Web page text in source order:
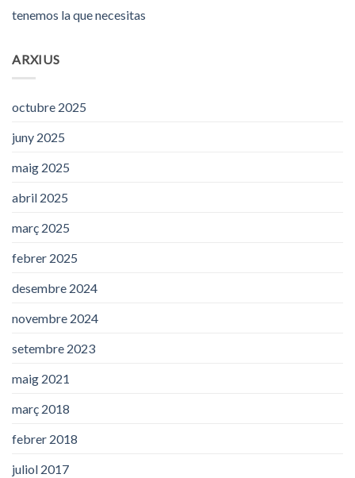
tenemos la que necesitas
ARXIUS
octubre 2025
juny 2025
maig 2025
abril 2025
març 2025
febrer 2025
desembre 2024
novembre 2024
setembre 2023
maig 2021
març 2018
febrer 2018
juliol 2017